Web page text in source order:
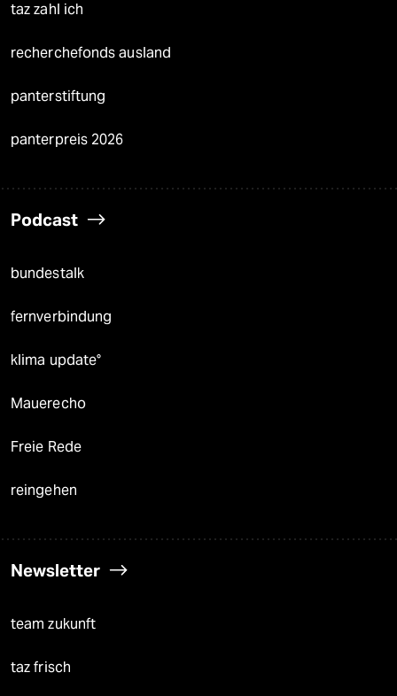
taz zahl ich
recherchefonds ausland
panterstiftung
panterpreis 2026
Podcast
bundestalk
fernverbindung
klima update°
Mauerecho
Freie Rede
reingehen
Newsletter
team zukunft
taz frisch